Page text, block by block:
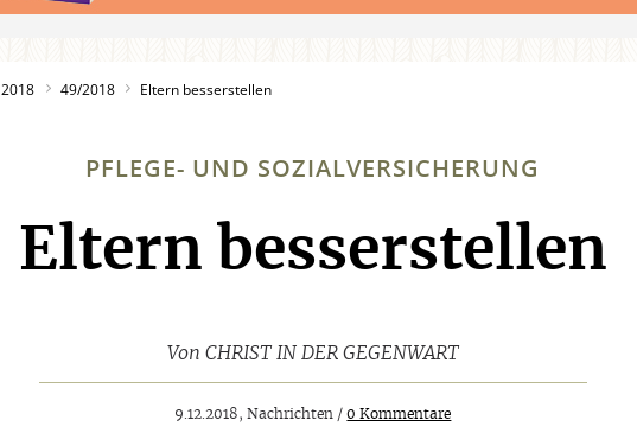
2018 49/2018 Eltern besserstellen
PFLEGE- UND SOZIALVERSICHERUNG
:
Eltern besserstellen
Von CHRIST IN DER GEGENWART
9.12.2018, Nachrichten /0 Kommentare